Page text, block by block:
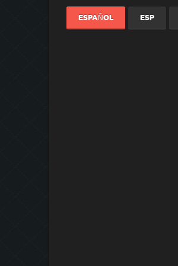
ESPAÑOL ESP